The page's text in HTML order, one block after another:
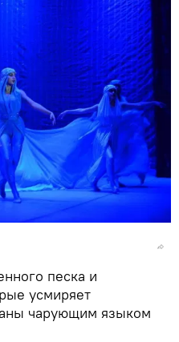
песка и
усмиряет
чарующим языком